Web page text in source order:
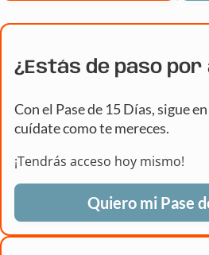
¿Estás de paso por
Con el Pase de 15 Días, sigue
cuídate como te mereces.
¡Tendrás acceso hoy mismo!
Quiero mi Pase